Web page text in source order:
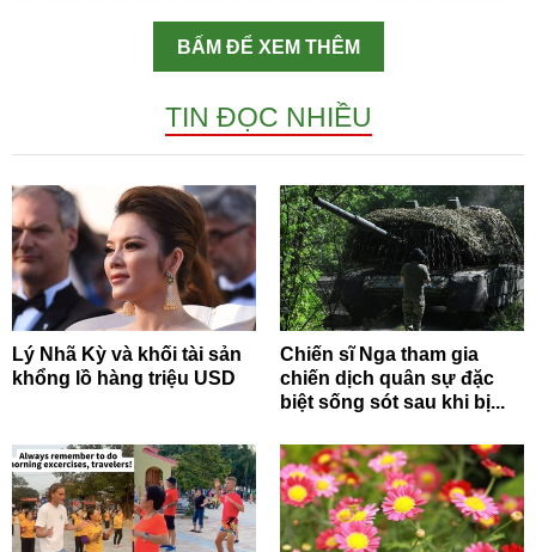
BẤM ĐỂ XEM THÊM
TIN ĐỌC NHIỀU
Lý Nhã Kỳ và khối tài sản
khổng lồ hàng triệu USD
Chiến sĩ Nga tham gia
chiến dịch quân sự đặc
biệt sống sót sau khi bị...